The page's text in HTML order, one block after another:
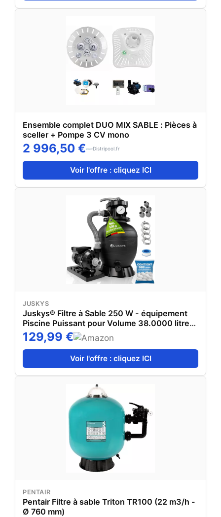
Ensemble complet DUO MIX SABLE : Pièces à
sceller + Pompe 3 CV mono
2 996,50 € Distripool.fr
Voir l'offre : cliquez ICI
JUSKYS
Juskys® Filtre à Sable 250 W - équipement
Piscine Puissant pour Volume 38.0000 litres,
système 7 Positions, Construction Durable
129,99 €
Voir l'offre : cliquez ICI
PENTAIR
Pentair Filtre à sable Triton TR100 (22 m3/h -
Ø 760 mm)